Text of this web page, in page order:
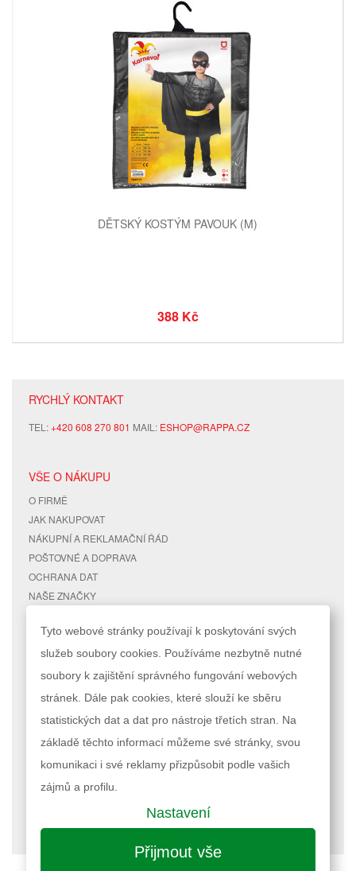
DĚTSKÝ KOSTÝM PAVOUK (M)
388 Kč
RYCHLÝ KONTAKT
TEL:+420 608 270 801 MAIL: ESHOP@RAPPA.CZ
VŠE O NÁKUPU
O FIRMĚ
JAK NAKUPOVAT
NÁKUPNÍ A REKLAMAČNÍ ŘÁD
POŠTOVNÉ A DOPRAVA
OCHRANA DAT
NAŠE ZNAČKY
RYCHLÉ ODKAZY
MAPA STRÁNEK
VYHLEDÁVANÉ TERMÍNY
POKROČILÉ VYHLEDÁVÁNÍ
ÚČET
MŮJ ÚČET
STAV OBJEDNÁVKY
Podle zákona o evidenci tržeb je prodávající povinen vystavit kupujícímu
účtenku. Zároveň je povinen zaevidovat přijatou tržbu u správce daně
Nastavení cookies| © 2023 RAPPA.cz
Tyto webové stránky používají k poskytování svých
služeb soubory cookies. Používáme nezbytně nutné
soubory k zajištění správného fungování webových
stránek. Dále pak cookies, které slouží ke sběru
statistických dat a dat pro nástroje třetích stran. Na
základě těchto informací můžeme své stránky, svou
komunikaci i své reklamy přizpůsobit podle vašich
zájmů a profilu.
Nastavení
Přijmout vše